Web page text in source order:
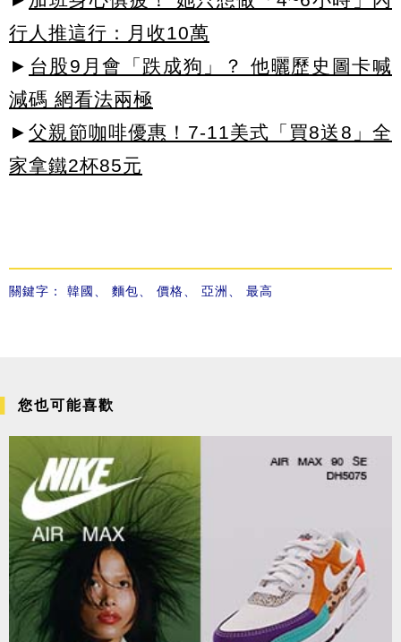
行人推這行：月收10萬
► 台股9月會「跌成狗」？ 他曬歷史圖卡喊
減碼 網看法兩極
► 父親節咖啡優惠！7-11美式「買8送8」全
家拿鐵2杯85元
關鍵字： 韓國 麵包 價格 亞洲 最高
您也可能喜歡